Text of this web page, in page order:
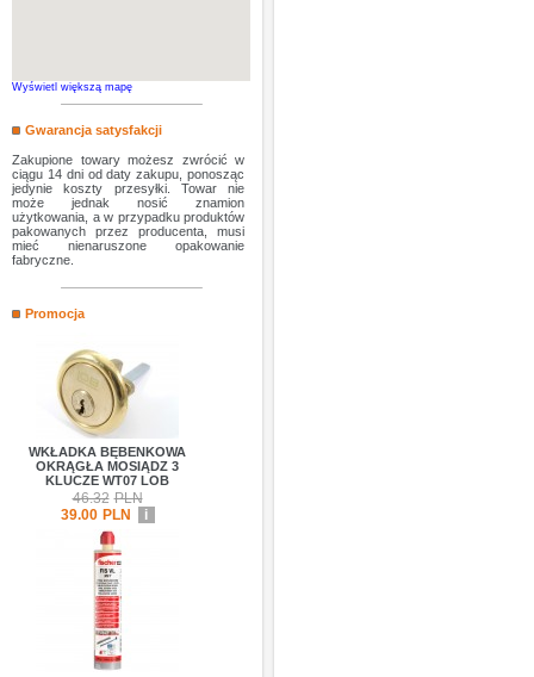
Wyświetl większą mapę
Gwarancja satysfakcji
Zakupione towary możesz zwrócić w
ciągu 14 dni od daty zakupu, ponosząc
jedynie koszty przesyłki. Towar nie
może jednak nosić znamion
użytkowania, a w przypadku produktów
pakowanych przez producenta, musi
mieć nienaruszone opakowanie
fabryczne.
Promocja
WKŁADKA BĘBENKOWA
OKRĄGŁA MOSIĄDZ 3
KLUCZE WT07 LOB
46.32 PLN
39.00 PLN i